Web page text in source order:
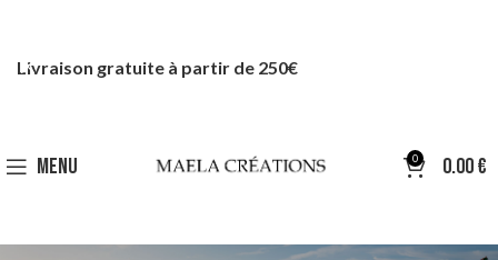
MENU 0 0.00€
Livraison gratuite à partir de 250€